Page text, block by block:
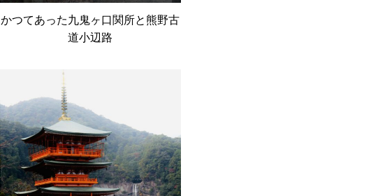
かつてあった九鬼ヶ口関所と熊野古
道小辺路